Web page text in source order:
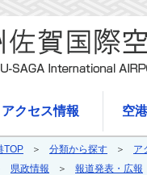
アクセス情報 空
TOP 分類から探す ア
県政情報 報道発表・広報